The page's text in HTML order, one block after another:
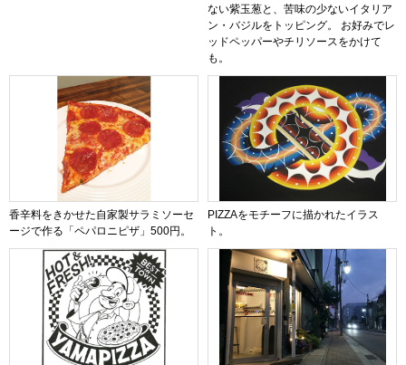
ない紫玉葱と、苦味の少ないイタリア
ン・バジルをトッピング。 お好みでレ
ッドペッパーやチリソースをかけて
も。
香辛料をきかせた自家製サラミソーセ
ージで作る「ペパロニピザ」500円。
PIZZAをモチーフに描かれたイラス
ト。